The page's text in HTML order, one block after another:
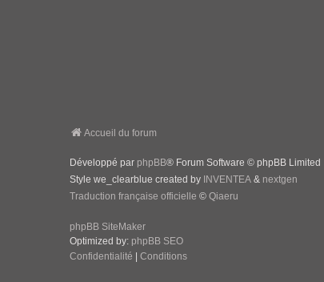
Accueil du forum
Développé par phpBB® Forum Software © phpBB Limited
Style we_clearblue created by INVENTEA & nextgen
Traduction française officielle © Qiaeru
phpBB SiteMaker
Optimized by: phpBB SEO
Confidentialité
Conditions